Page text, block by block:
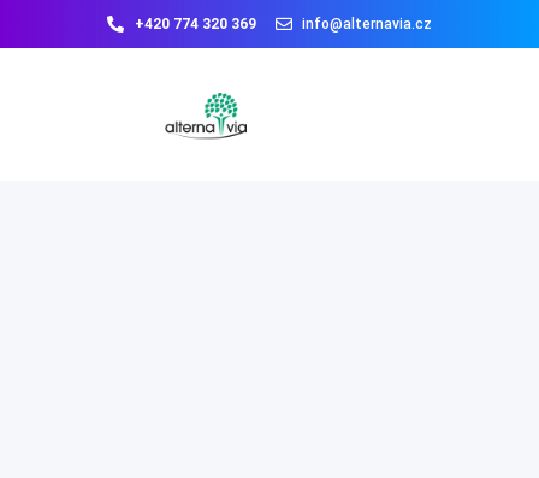
+420 774 320 369 info@alternavia.cz